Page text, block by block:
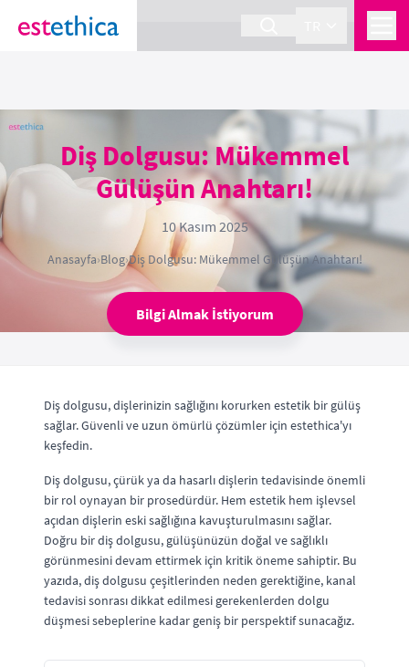
section Service {
Diş Dolgusu: Mükemmel
Gülüşün Anahtarı!
10 Kasım 2025
Anasayfa›Blog›Diş Dolgusu: Mükemmel Gülüşün Anahtarı!
Bilgi Almak İstiyorum
Diş dolgusu, dişlerinizin sağlığını korurken estetik bir gülüş
sağlar. Güvenli ve uzun ömürlü çözümler için estethica'yı
keşfedin.
Diş dolgusu, çürük ya da hasarlı dişlerin tedavisinde önemli
bir rol oynayan bir prosedürdür. Hem estetik hem işlevsel
açıdan dişlerin eski sağlığına kavuşturulmasını sağlar.
Doğru bir diş dolgusu, gülüşünüzün doğal ve sağlıklı
görünmesini devam ettirmek için kritik öneme sahiptir. Bu
yazıda, diş dolgusu çeşitlerinden neden gerektiğine, kanal
tedavisi sonrası dikkat edilmesi gerekenlerden dolgu
düşmesi sebeplerine kadar geniş bir perspektif sunacağız.